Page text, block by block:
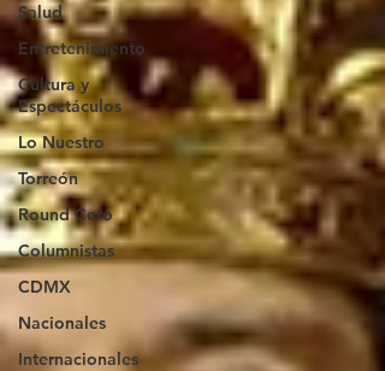
Salud
Entretenimiento
Cultura y
Espectáculos
Lo Nuestro
Torreón
Round Cero
Columnistas
CDMX
Nacionales
Internacionales